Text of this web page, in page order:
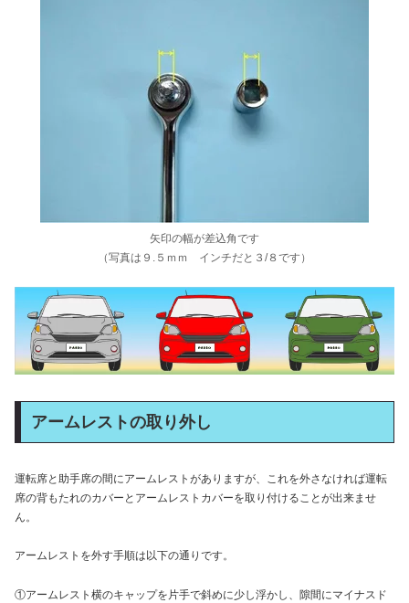
矢印の幅が差込角です
（写真は９.５ｍｍ インチだと３/８です）
アームレストの取り外し
運転席と助手席の間にアームレストがありますが、これを外さなければ運転
席の背もたれのカバーとアームレストカバーを取り付けることが出来ませ
ん。
アームレストを外す手順は以下の通りです。
①アームレスト横のキャップを片手で斜めに少し浮かし、隙間にマイナスド